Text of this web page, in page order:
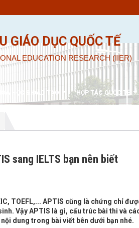
GIÁO DỤC QUỐC TẾ
EDUCATION RESEARCH (IIER)
HỌC & ĐÀO TẠO HỢP TÁC QUỐC TẾ
sang IELTS bạn nên biết
TOEFL,... APTIS cũng là chứng chỉ
Vậy APTIS là gì, cấu trúc bài thi và
dung trong bài viết bên dưới bạn nhé.